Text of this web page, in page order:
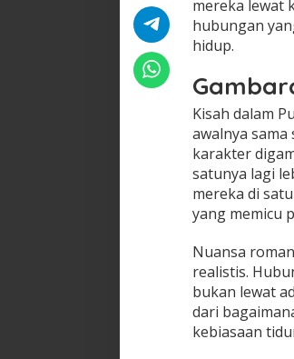
mereka lewat
hubungan
hidup.
Kisah dalam
awalnya
karakter
satunya lagi
mereka di
yang memicu
Nuansa
realistis.
bukan lewat
dari
kebiasaan